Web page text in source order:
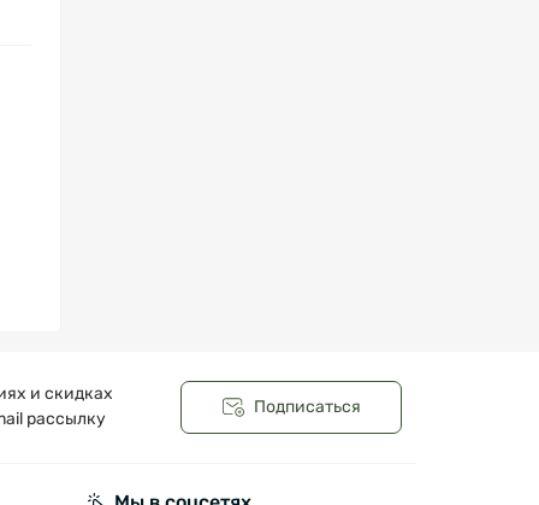
и скидках
рассылку
Подписаться